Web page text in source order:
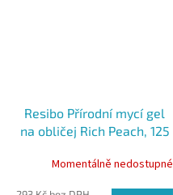
Resibo Přírodní mycí gel
na obličej Rich Peach, 125
Momentálně nedostupné